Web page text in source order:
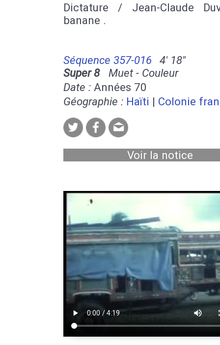
Dictature / Jean-Claude
banane .
Séquence 357-016
4' 18''
Super 8Muet - Couleur
Date : Années 70
Géographie : Haïti | Colonie
Voir la notice